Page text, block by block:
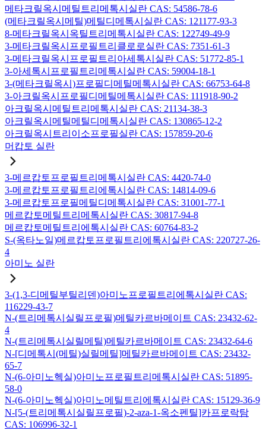
메타크릴옥시메틸트리메톡시실란 CAS: 54586-78-6
(메타크릴옥시메틸)메틸디메톡시실란 CAS: 121177-93-3
8-메타크릴옥시옥틸트리메톡시실란 CAS: 122749-49-9
3-메타크릴옥시프로필트리클로로실란 CAS: 7351-61-3
3-메타크릴옥시프로필트리아세톡시실란 CAS: 51772-85-1
3-아세톡시프로필트리메톡시실란 CAS: 59004-18-1
3-(메타크릴옥시)프로필디메틸메톡시실란 CAS: 66753-64-8
3-아크릴옥시프로필디메틸메톡시실란 CAS: 111918-90-2
아크릴옥시메틸트리메톡시실란 CAS: 21134-38-3
아크릴옥시메틸메틸디메톡시실란 CAS: 130865-12-2
아크릴옥시트리이소프로필실란 CAS: 157859-20-6
머캅토 실란
3-메르캅토프로필트리메톡시실란 CAS: 4420-74-0
3-메르캅토프로필트리에톡시실란 CAS: 14814-09-6
3-메르캅토프로필메틸디메톡시실란 CAS: 31001-77-1
메르캅토메틸트리메톡시실란 CAS: 30817-94-8
메르캅토메틸트리에톡시실란 CAS: 60764-83-2
S-(옥타노일)메르캅토프로필트리에톡시실란 CAS: 220727-26-
4
아미노 실란
3-(1,3-디메틸부틸리덴)아미노프로필트리에톡시실란 CAS:
116229-43-7
N-(트리메톡시실릴프로필)메틸카르바메이트 CAS: 23432-62-
4
N-(트리메톡시실릴메틸)메틸카르바메이트 CAS: 23432-64-6
N-[디메톡시(메틸)실릴메틸]메틸카르바메이트 CAS: 23432-
65-7
N-(6-아미노헥실)아미노프로필트리메톡시실란 CAS: 51895-
58-0
N-(6-아미노헥실)아미노메틸트리에톡시실란 CAS: 15129-36-9
N-[5-(트리메톡시실릴프로필)-2-aza-1-옥소펜틸]카프로락탐
CAS: 106996-32-1